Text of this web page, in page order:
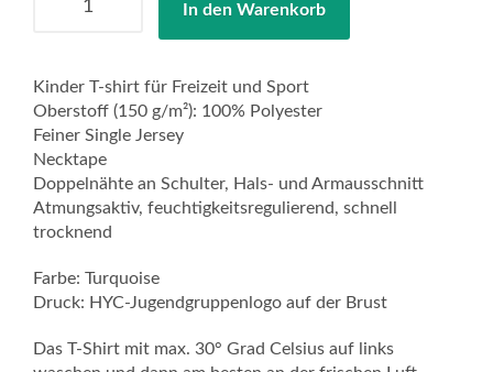
Jugendgruppe
Active
Menge
In den Warenkorb
Kinder T-shirt für Freizeit und Sport
Oberstoff (150 g/m²): 100% Polyester
Feiner Single Jersey
Necktape
Doppelnähte an Schulter, Hals- und Armausschnitt
Atmungsaktiv, feuchtigkeitsregulierend, schnell
trocknend
Farbe: Turquoise
Druck: HYC-Jugendgruppenlogo auf der Brust
Das T-Shirt mit max. 30° Grad Celsius auf links